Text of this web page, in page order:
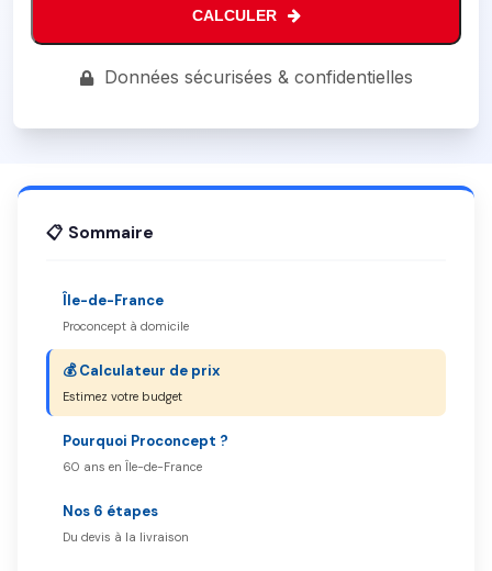
CALCULER
Données sécurisées & confidentielles
📋 Sommaire
Île-de-France
Proconcept à domicile
💰 Calculateur de prix
Estimez votre budget
Pourquoi Proconcept ?
60 ans en Île-de-France
Nos 6 étapes
Du devis à la livraison